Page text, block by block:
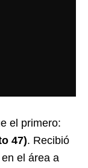
el primero:
47). Recibió
el área a